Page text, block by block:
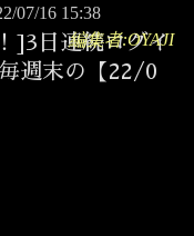
07/16 15:38
]3日連続ログイ
週末の【22/0
編集者:OYAJI